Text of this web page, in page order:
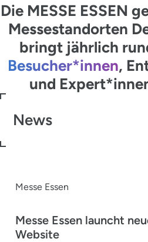
Die MESSE ESSEN
Messestandorten
bringt jährlich
Besucher*innen,
und
News
Messe Essen
Messe Essen launcht
Website